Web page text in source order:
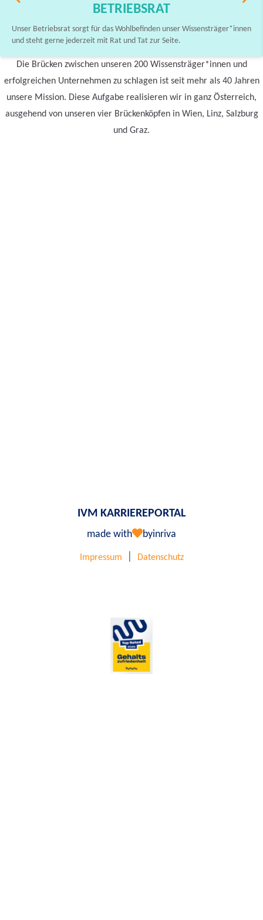
BETRIEBSRAT
Unser Betriebsrat sorgt für das Wohlbefinden unser Wissensträger*innen
und steht gerne jederzeit mit Rat und Tat zur Seite.
Die Brücken zwischen unseren 200 Wissensträger*innen und
erfolgreichen Unternehmen zu schlagen ist seit mehr als 40 Jahren
unsere Mission. Diese Aufgabe realisieren wir in ganz Österreich,
ausgehend von unseren vier Brückenköpfen in Wien, Linz, Salzburg
und Graz.
IVM KARRIEREPORTAL
made with byinriva
Impressum Datenschutz